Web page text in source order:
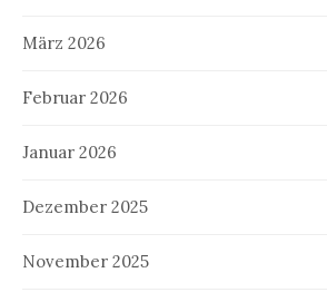
März 2026
Februar 2026
Januar 2026
Dezember 2025
November 2025